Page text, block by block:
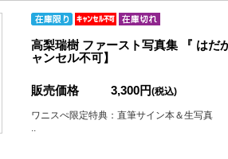
高梨瑞樹 ファースト写真集 『 はだ
ャンセル不可】
販売価格 3,300円(税込)
ワニスぺ限定特典：直筆サイン本＆生写真
..